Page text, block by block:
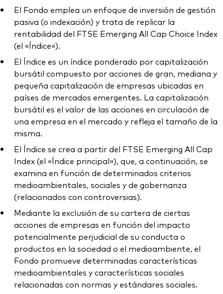
El Fondo emplea un enfoque de inversión de gestión
pasiva (o indexación) y trata de replicar la
rentabilidad del FTSE Emerging All Cap Choice Index
(el «Índice»).
El Índice es un índice ponderado por capitalización
bursátil compuesto por acciones de gran, mediana y
pequeña capitalización de empresas ubicadas en
países de mercados emergentes. La capitalización
bursátil es el valor de las acciones en circulación de
una empresa en el mercado y refleja el tamaño de la
misma.
El Índice se crea a partir del FTSE Emerging All Cap
Index (el «Índice principal»), que, a continuación, se
examina en función de determinados criterios
medioambientales, sociales y de gobernanza
(relacionados con controversias).
Mediante la exclusión de su cartera de ciertas
acciones de empresas en función del impacto
potencialmente perjudicial de su conducta o
productos en la sociedad o el medioambiente, el
Fondo promueve determinadas características
medioambientales y características sociales
relacionadas con normas y estándares sociales.